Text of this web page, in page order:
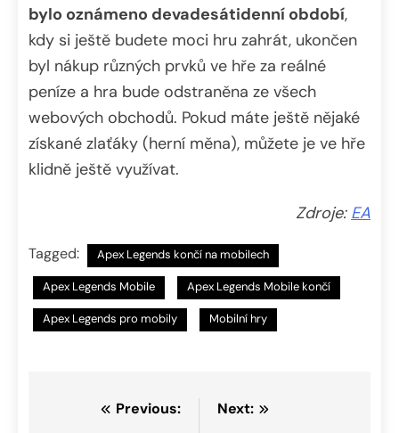
bylo oznámeno devadesátidenní období,
kdy si ještě budete moci hru zahrát, ukončen
byl nákup různých prvků ve hře za reálné
peníze a hra bude odstraněna ze všech
webových obchodů. Pokud máte ještě nějaké
získané zlaťáky (herní měna), můžete je ve hře
klidně ještě využívat.
Zdroje: EA
Tagged: Apex Legends končí na mobilech
Apex Legends Mobile Apex Legends Mobile končí
Apex Legends pro mobily Mobilní hry
NavigacePrevious:
Next: